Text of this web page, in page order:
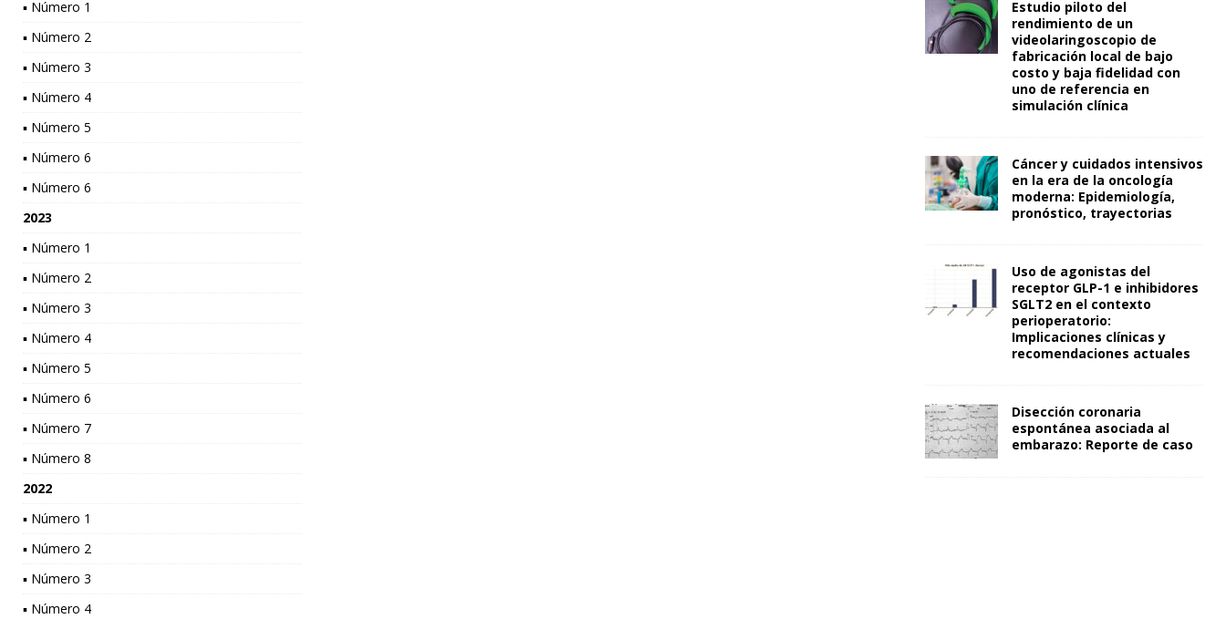
▪ Número 1
▪ Número 2
▪ Número 3
▪ Número 4
▪ Número 5
▪ Número 6
▪ Número 6
2023
▪ Número 1
▪ Número 2
▪ Número 3
▪ Número 4
▪ Número 5
▪ Número 6
▪ Número 7
▪ Número 8
2022
▪ Número 1
▪ Número 2
▪ Número 3
▪ Número 4
Estudio piloto del
rendimiento de un
videolaringoscopio de
fabricación local de bajo
costo y baja fidelidad con
uno de referencia en
simulación clínica
Cáncer y cuidados intensivos
en la era de la oncología
moderna: Epidemiología,
pronóstico, trayectorias
Uso de agonistas del
receptor GLP-1 e inhibidores
SGLT2 en el contexto
perioperatorio:
Implicaciones clínicas y
recomendaciones actuales
Disección coronaria
espontánea asociada al
embarazo: Reporte de caso